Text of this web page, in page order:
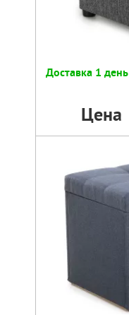
Доставка 1 день
Цена